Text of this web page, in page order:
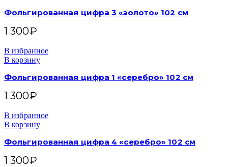
Фольгированная цифра 3 «золото» 102 см
1 300₽
В избранное
В корзину
Фольгированная цифра 1 «серебро» 102 см
1 300₽
В избранное
В корзину
Фольгированная цифра 4 «серебро» 102 см
1 300₽